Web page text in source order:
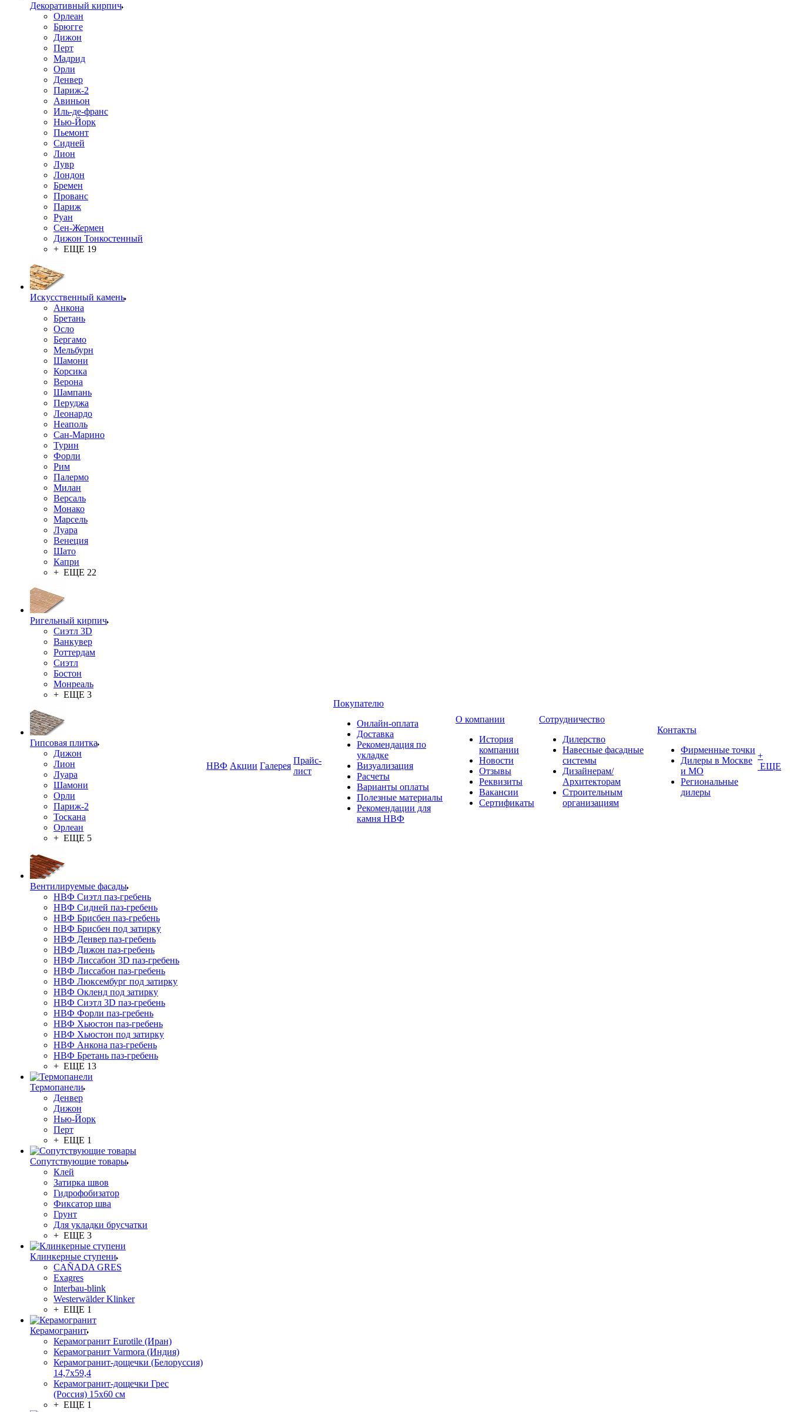
Декоративный кирпич
Орлеан
Брюгге
Дижон
Перт
Мадрид
Орли
Денвер
Париж-2
Авиньон
Иль-де-франс
Нью-Йорк
Пьемонт
Сидней
Лион
Лувр
Лондон
Бремен
Прованс
Париж
Руан
Сен-Жермен
Дижон Тонкостенный
+ ЕЩЕ 19
Искусственный камень
Анкона
Бретань
Осло
Бергамо
Мельбурн
Шамони
Корсика
Верона
Шампань
Перуджа
Леонардо
Неаполь
Сан-Марино
Турин
Форли
Рим
Палермо
Милан
Версаль
Монако
Марсель
Луара
Венеция
Шато
Капри
+ ЕЩЕ 22
Ригельный кирпич
Сиэтл 3D
Ванкувер
Роттердам
Сиэтл
Бостон
Монреаль
+ ЕЩЕ 3
Гипсовая плитка
Дижон
Лион
Луара
Шамони
Орли
Париж-2
Тоскана
Орлеан
+ ЕЩЕ 5
Вентилируемые фасады
НВФ Сиэтл паз-гребень
НВФ Сидней паз-гребень
НВФ Брисбен паз-гребень
НВФ Брисбен под затирку
НВФ Денвер паз-гребень
НВФ Дижон паз-гребень
НВФ Лиссабон 3D паз-гребень
НВФ Лиссабон паз-гребень
НВФ Люксембург под затирку
НВФ Окленд под затирку
НВФ Сиэтл 3D паз-гребень
НВФ Форли паз-гребень
НВФ Хьюстон паз-гребень
НВФ Хьюстон под затирку
НВФ Анкона паз-гребень
НВФ Бретань паз-гребень
+ ЕЩЕ 13
Термопанели
Денвер
Дижон
Нью-Йорк
Перт
+ ЕЩЕ 1
Сопутствующие товары
Клей
Затирка швов
Гидрофобизатор
Фиксатор шва
Грунт
Для укладки брусчатки
+ ЕЩЕ 3
Клинкерные ступени
CAÑADA GRES
Exagres
Interbau-blink
Westerwälder Klinker
+ ЕЩЕ 1
Керамогранит
Керамогранит Eurotile (Иран)
Керамогранит Varmora (Индия)
Керамогранит-дощечки (Белоруссия)
14,7x59,4
Керамогранит-дощечки Грес
(Россия) 15х60 см
+ ЕЩЕ 1
НВФ Акции Галерея
Прайс-
лист
Покупателю
Онлайн-оплата
Доставка
Рекомендация по
укладке
Визуализация
Расчеты
Варианты оплаты
Полезные материалы
Рекомендации для
камня НВФ
О компании
История
компании
Новости
Отзывы
Реквизиты
Вакансии
Сертификаты
Сотрудничество
Дилерство
Навесные фасадные
системы
Дизайнерам/
Архитекторам
Строительным
организациям
Контакты
Фирменные точки
Дилеры в Москве
и МО
Региональные
дилеры
+
ЕЩЕ